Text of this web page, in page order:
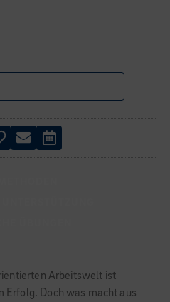
Arbeitswelt ist
Erfolg. Doch was macht aus